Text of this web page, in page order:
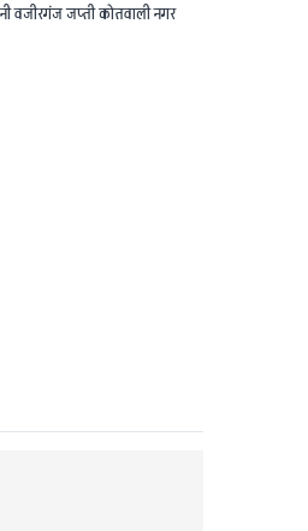
वजीरगंज जप्ती कोतवाली नगर